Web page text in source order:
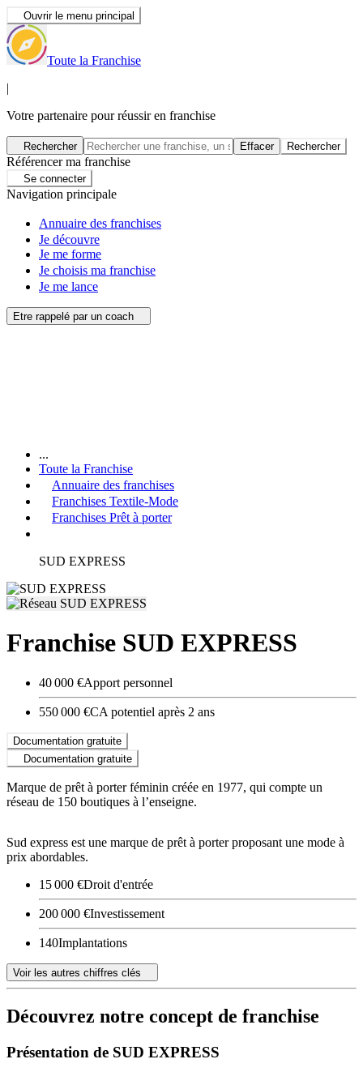
Ouvrir le menu principal
Toute la Franchise
|
Votre partenaire pour réussir en franchise
Rechercher Effacer Rechercher
Référencer ma franchise
Se connecter
Navigation principale
Annuaire des franchises
Je découvre
Je me forme
Je choisis ma franchise
Je me lance
Etre rappelé par un coach
...
Toute la Franchise
Annuaire des franchises
Franchises Textile-Mode
Franchises Prêt à porter
SUD EXPRESS
Franchise SUD EXPRESS
40 000 €Apport personnel
550 000 €CA potentiel après 2 ans
Documentation gratuite
Documentation gratuite
Marque de prêt à porter féminin créée en 1977, qui compte un
réseau de 150 boutiques à l’enseigne.
Sud express est une marque de prêt à porter proposant une mode à
prix abordables.
15 000 €Droit d'entrée
200 000 €Investissement
140Implantations
Voir les autres chiffres clés
Découvrez notre concept de franchise
Présentation de SUD EXPRESS